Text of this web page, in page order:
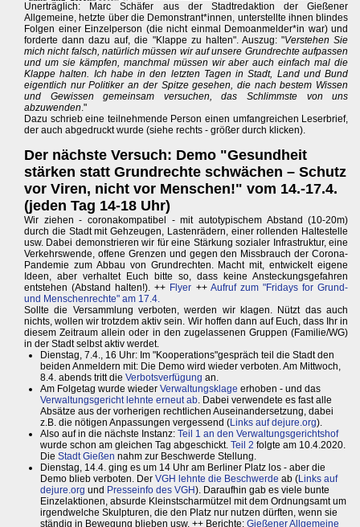
Unerträglich: Marc Schäfer aus der Stadtredaktion der Gießener
Allgemeine, hetzte über die Demonstrant*innen, unterstellte ihnen blindes
Folgen einer Einzelperson (die nicht einmal Demoanmelder*in war) und
forderte dann dazu auf, die "Klappe zu halten". Auszug: "Verstehen Sie
mich nicht falsch, natürlich müssen wir auf unsere Grundrechte aufpassen
und um sie kämpfen, manchmal müssen wir aber auch einfach mal die
Klappe halten. Ich habe in den letzten Tagen in Stadt, Land und Bund
eigentlich nur Politiker an der Spitze gesehen, die nach bestem Wissen
und Gewissen gemeinsam versuchen, das Schlimmste von uns
abzuwenden."
Dazu schrieb eine teilnehmende Person einen umfangreichen Leserbrief,
der auch abgedruckt wurde (siehe rechts - größer durch klicken).
Der nächste Versuch: Demo "Gesundheit
stärken statt Grundrechte schwächen – Schutz
vor Viren, nicht vor Menschen!" vom 14.-17.4.
(jeden Tag 14-18 Uhr)
Wir ziehen - coronakompatibel - mit autotypischem Abstand (10-20m)
durch die Stadt mit Gehzeugen, Lastenrädern, einer rollenden Haltestelle
usw. Dabei demonstrieren wir für eine Stärkung sozialer Infrastruktur, eine
Verkehrswende, offene Grenzen und gegen den Missbrauch der Corona-
Pandemie zum Abbau von Grundrechten. Macht mit, entwickelt eigene
Ideen, aber verhaltet Euch bitte so, dass keine Ansteckungsgefahren
entstehen (Abstand halten!). ++ Flyer ++ Aufruf zum "Fridays for Grund-
und Menschenrechte" am 17.4.
Sollte die Versammlung verboten, werden wir klagen. Nützt das auch
nichts, wollen wir trotzdem aktiv sein. Wir hoffen dann auf Euch, dass Ihr in
diesem Zeitraum allein oder in den zugelassenen Gruppen (Familie/WG)
in der Stadt selbst aktiv werdet.
Dienstag, 7.4., 16 Uhr: Im "Kooperations"gespräch teil die Stadt den
beiden Anmeldern mit: Die Demo wird wieder verboten. Am Mittwoch,
8.4. abends tritt die Verbotsverfügung an.
Am Folgetag wurde wieder Verwaltungsklage erhoben - und das
Verwaltungsgericht lehnte erneut ab. Dabei verwendete es fast alle
Absätze aus der vorherigen rechtlichen Auseinandersetzung, dabei
z.B. die nötigen Anpassungen vergessend (Links auf dejure.org).
Also auf in die nächste Instanz: Teil 1 an den Verwaltungsgerichtshof
wurde schon am gleichen Tag abgeschickt. Teil 2 folgte am 10.4.2020.
Die Stadt Gießen nahm zur Beschwerde Stellung.
Dienstag, 14.4. ging es um 14 Uhr am Berliner Platz los - aber die
Demo blieb verboten. Der VGH lehnte die Beschwerde ab (Links auf
dejure.org und Presseinfo des VGH). Daraufhin gab es viele bunte
Einzelaktionen, absurde Kleinstscharmützel mit dem Ordnungsamt um
irgendwelche Skulpturen, die den Platz nur nutzen dürften, wenn sie
ständig in Bewegung blieben usw. ++ Berichte: Gießener Allgemeine